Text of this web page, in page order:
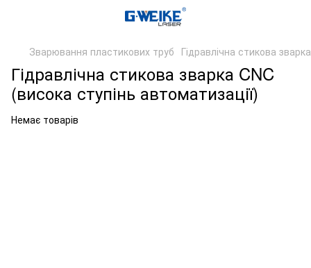
Зварювання пластикових труб Гідравлічна стикова
Гідравлічна стикова зварка CNC
(висока ступінь автоматизації)
Немає товарів